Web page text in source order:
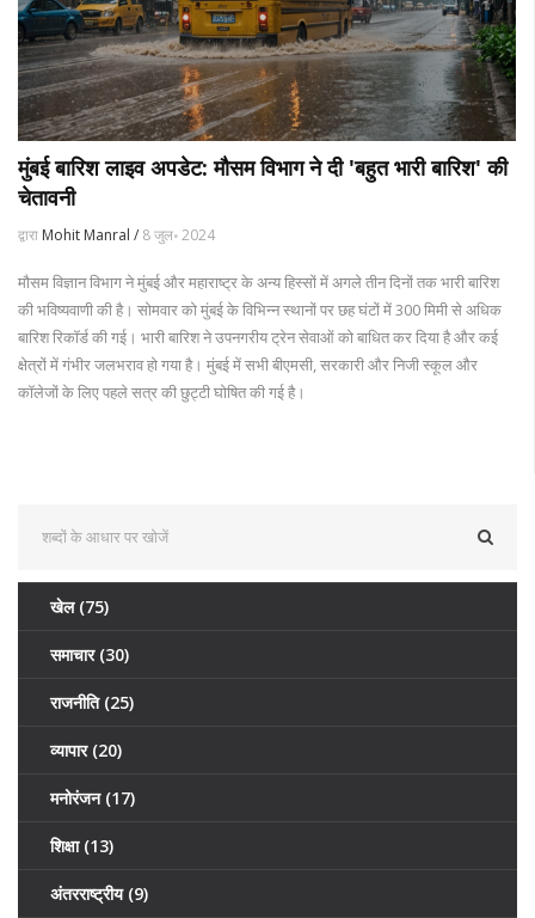
मुंबई बारिश लाइव अपडेट: मौसम विभाग ने दी 'बहुत भारी बारिश' की
चेतावनी
द्वारा Mohit Manral / 8 जुल॰ 2024
मौसम विज्ञान विभाग ने मुंबई और महाराष्ट्र के अन्य हिस्सों में अगले तीन दिनों तक भारी बारिश
की भविष्यवाणी की है। सोमवार को मुंबई के विभिन्न स्थानों पर छह घंटों में 300 मिमी से अधिक
बारिश रिकॉर्ड की गई। भारी बारिश ने उपनगरीय ट्रेन सेवाओं को बाधित कर दिया है और कई
क्षेत्रों में गंभीर जलभराव हो गया है। मुंबई में सभी बीएमसी, सरकारी और निजी स्कूल और
कॉलेजों के लिए पहले सत्र की छुट्टी घोषित की गई है।
खेल (75)
समाचार (30)
राजनीति (25)
व्यापार (20)
मनोरंजन (17)
शिक्षा (13)
अंतरराष्ट्रीय (9)